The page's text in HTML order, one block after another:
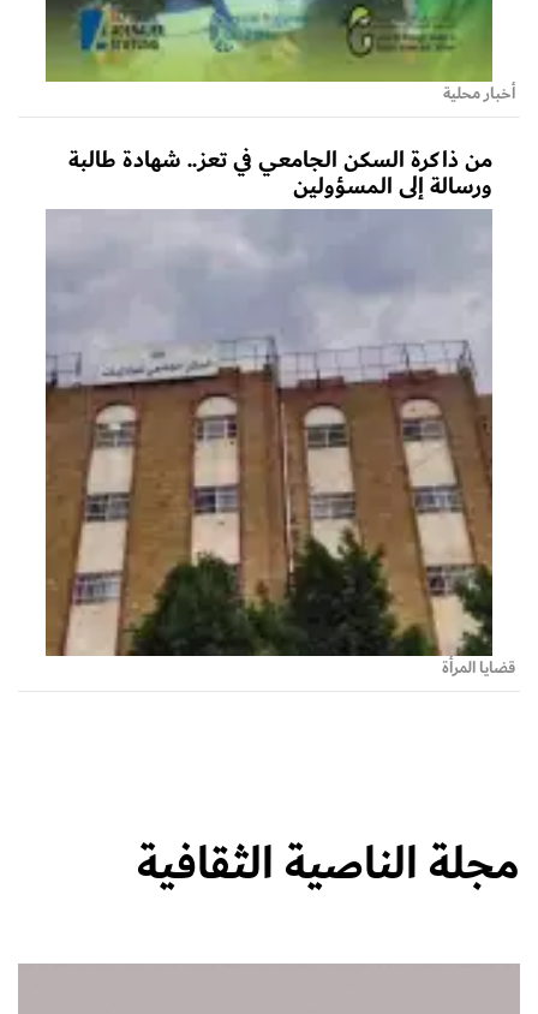
أخبار محلية
من ذاكرة السكن الجامعي في تعز.. شهادة طالبة
ورسالة إلى المسؤولين
قضايا المرأة
مجلة الناصية الثقافية